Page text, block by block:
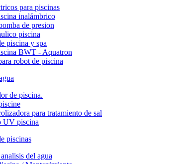
para piscinas
inalámbrico
de presion
piscina
piscina y spa
BWT - Aquatron
robot de piscina
de piscina.
para tratamiento de sal
UV piscina
piscinas
del agua